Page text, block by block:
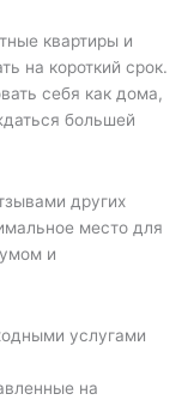
квартиры и
на короткий срок.
себя как дома,
большей
других
место для
и
услугами
на